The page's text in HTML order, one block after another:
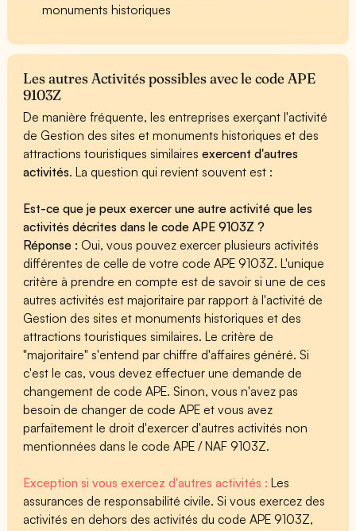
monuments historiques
Les autres Activités possibles avec le code APE
9103Z
De manière fréquente, les entreprises exerçant l'activité
de Gestion des sites et monuments historiques et des
attractions touristiques similairesexercent d'autres
activités. La question qui revient souvent est :
Est-ce que je peux exercer une autre activité que les
activités décrites dans le code APE 9103Z ?
Réponse :Oui, vous pouvez exercer plusieurs activités
différentes de celle de votre code APE 9103Z. L'unique
critère à prendre en compte est de savoir si une de ces
autres activités est majoritaire par rapport à l'activité de
Gestion des sites et monuments historiques et des
attractions touristiques similaires. Le critère de
"majoritaire" s'entend par chiffre d'affaires généré. Si
c'est le cas, vous devez effectuer une demande de
changement de code APE. Sinon, vous n'avez pas
besoin de changer de code APE et vous avez
parfaitement le droit d'exercer d'autres activités non
mentionnées dans le code APE / NAF 9103Z.
Exception si vous exercez d'autres activités :Les
assurances de responsabilité civile. Si vous exercez des
activités en dehors des activités du code APE 9103Z,